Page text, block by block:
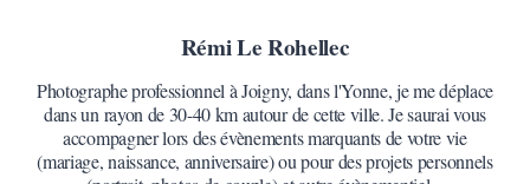
Rémi Le Rohellec
Photographe professionnel à Joigny, dans l'Yonne, je me déplace
dans un rayon de 30-40 km autour de cette ville. Je saurai vous
accompagner lors des évènements marquants de votre vie
(mariage, naissance, anniversaire) ou pour des projets personnels